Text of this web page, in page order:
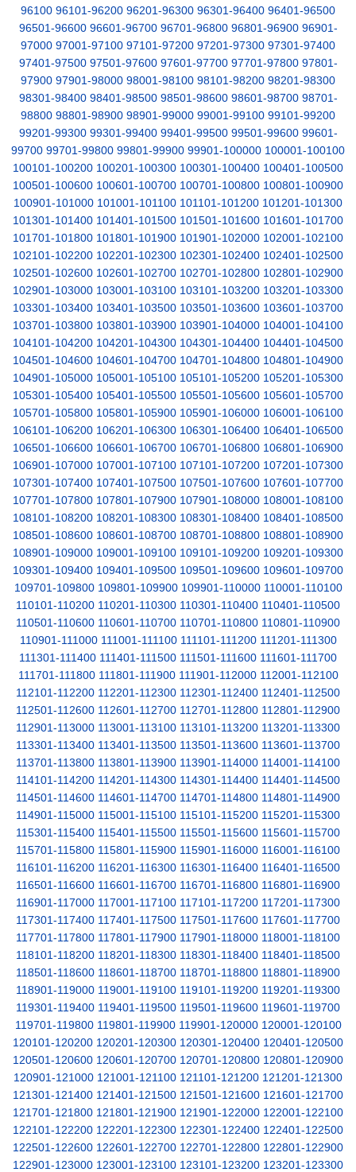
96100 96101-96200 96201-96300 96301-96400 96401-96500
96501-96600 96601-96700 96701-96800 96801-96900 96901-
97000 97001-97100 97101-97200 97201-97300 97301-97400
97401-97500 97501-97600 97601-97700 97701-97800 97801-
97900 97901-98000 98001-98100 98101-98200 98201-98300
98301-98400 98401-98500 98501-98600 98601-98700 98701-
98800 98801-98900 98901-99000 99001-99100 99101-99200
99201-99300 99301-99400 99401-99500 99501-99600 99601-
99700 99701-99800 99801-99900 99901-100000 100001-100100
100101-100200 100201-100300 100301-100400 100401-100500
100501-100600 100601-100700 100701-100800 100801-100900
100901-101000 101001-101100 101101-101200 101201-101300
101301-101400 101401-101500 101501-101600 101601-101700
101701-101800 101801-101900 101901-102000 102001-102100
102101-102200 102201-102300 102301-102400 102401-102500
102501-102600 102601-102700 102701-102800 102801-102900
102901-103000 103001-103100 103101-103200 103201-103300
103301-103400 103401-103500 103501-103600 103601-103700
103701-103800 103801-103900 103901-104000 104001-104100
104101-104200 104201-104300 104301-104400 104401-104500
104501-104600 104601-104700 104701-104800 104801-104900
104901-105000 105001-105100 105101-105200 105201-105300
105301-105400 105401-105500 105501-105600 105601-105700
105701-105800 105801-105900 105901-106000 106001-106100
106101-106200 106201-106300 106301-106400 106401-106500
106501-106600 106601-106700 106701-106800 106801-106900
106901-107000 107001-107100 107101-107200 107201-107300
107301-107400 107401-107500 107501-107600 107601-107700
107701-107800 107801-107900 107901-108000 108001-108100
108101-108200 108201-108300 108301-108400 108401-108500
108501-108600 108601-108700 108701-108800 108801-108900
108901-109000 109001-109100 109101-109200 109201-109300
109301-109400 109401-109500 109501-109600 109601-109700
109701-109800 109801-109900 109901-110000 110001-110100
110101-110200 110201-110300 110301-110400 110401-110500
110501-110600 110601-110700 110701-110800 110801-110900
110901-111000 111001-111100 111101-111200 111201-111300
111301-111400 111401-111500 111501-111600 111601-111700
111701-111800 111801-111900 111901-112000 112001-112100
112101-112200 112201-112300 112301-112400 112401-112500
112501-112600 112601-112700 112701-112800 112801-112900
112901-113000 113001-113100 113101-113200 113201-113300
113301-113400 113401-113500 113501-113600 113601-113700
113701-113800 113801-113900 113901-114000 114001-114100
114101-114200 114201-114300 114301-114400 114401-114500
114501-114600 114601-114700 114701-114800 114801-114900
114901-115000 115001-115100 115101-115200 115201-115300
115301-115400 115401-115500 115501-115600 115601-115700
115701-115800 115801-115900 115901-116000 116001-116100
116101-116200 116201-116300 116301-116400 116401-116500
116501-116600 116601-116700 116701-116800 116801-116900
116901-117000 117001-117100 117101-117200 117201-117300
117301-117400 117401-117500 117501-117600 117601-117700
117701-117800 117801-117900 117901-118000 118001-118100
118101-118200 118201-118300 118301-118400 118401-118500
118501-118600 118601-118700 118701-118800 118801-118900
118901-119000 119001-119100 119101-119200 119201-119300
119301-119400 119401-119500 119501-119600 119601-119700
119701-119800 119801-119900 119901-120000 120001-120100
120101-120200 120201-120300 120301-120400 120401-120500
120501-120600 120601-120700 120701-120800 120801-120900
120901-121000 121001-121100 121101-121200 121201-121300
121301-121400 121401-121500 121501-121600 121601-121700
121701-121800 121801-121900 121901-122000 122001-122100
122101-122200 122201-122300 122301-122400 122401-122500
122501-122600 122601-122700 122701-122800 122801-122900
122901-123000 123001-123100 123101-123200 123201-123300